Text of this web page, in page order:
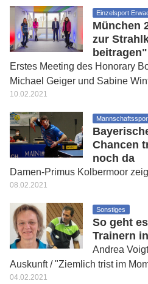
Einzelsport
München
zur
beitragen"
Erstes Meeting des Honorary
Michael Geiger und Sabine
10.02.2021
Chancen
noch da
Damen-Primus Kolbermoor
08.02.2021
Sonstiges
So geht
Trainern
Andrea
Auskunft / "Ziemlich trist im
04.02.2021